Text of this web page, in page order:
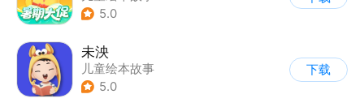
5.0
未泱
儿童绘本故事
5.0
下载